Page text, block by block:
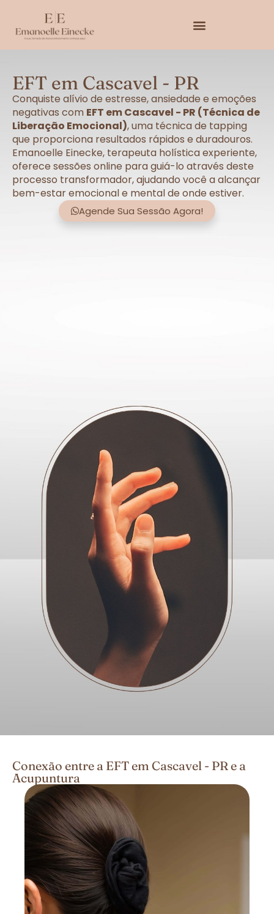
EFT em Cascavel - PR
Conquiste alívio de estresse, ansiedade e emoções
negativas com EFT em Cascavel - PR (Técnica de
Liberação Emocional), uma técnica de tapping
que proporciona resultados rápidos e duradouros.
Emanoelle Einecke, terapeuta holística experiente,
oferece sessões online para guiá-lo através deste
processo transformador, ajudando você a alcançar
bem-estar emocional e mental de onde estiver.
Agende Sua Sessão Agora!
Conexão entre a EFT em Cascavel - PR e a
Acupuntura